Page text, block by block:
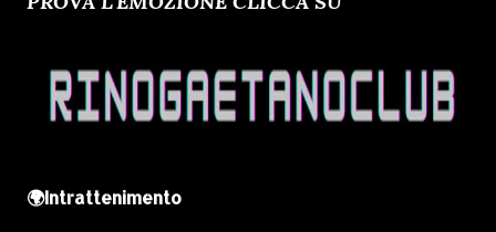
🌍Intrattenimento